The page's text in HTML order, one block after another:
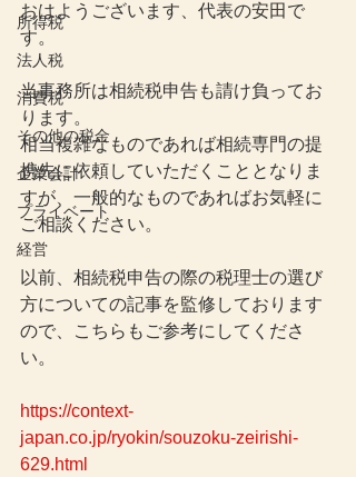
所得税
法人税
消費税
その他の税金
企業会計
プライベート
経営
おはようございます、代表の安田で
す。
当事務所は相続税申告も請け負ってお
ります。
相当複雑なものであれば相続専門の提
携先に依頼していただくこととなりま
すが、一般的なものであればお気軽に
ご相談ください。
以前、相続税申告の際の税理士の選び
方についての記事を監修しております
ので、こちらもご参考にしてくださ
い。
https://context-
japan.co.jp/ryokin/souzoku-zeirishi-
629.html